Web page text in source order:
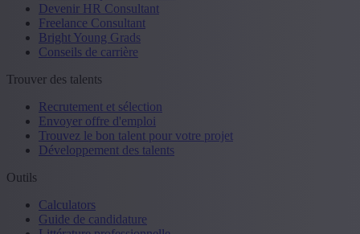
Devenir HR Consultant
Freelance Consultant
Bright Young Grads
Conseils de carrière
Trouver des talents
Recrutement et sélection
Envoyer offre d'emploi
Trouvez le bon talent pour votre projet
Développement des talents
Outils
Calculators
Guide de candidature